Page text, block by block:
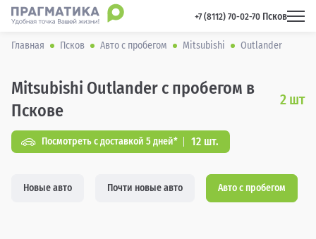
+7 (8112) 70-02-70 Псков
Главная Псков Авто с пробегом Mitsubishi Outlander
Mitsubishi Outlander с пробегом в
Пскове
2 шт
Посмотреть с доставкой 5 дней* 12 шт.
Новые авто Почти новые авто Авто с пробегом